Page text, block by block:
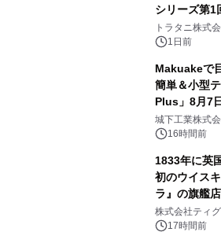
シリーズ第1
トラタニ株式
1日前
Makuakeで
簡単＆小型
Plus」8月7
ーブル1本つ
ぐっと豊かに
城下工業株式
16時間前
1833年に英
初のウイス
ラ』の旗艦
生 バカルデ
没入型バー
株式会社ティ
17時間前